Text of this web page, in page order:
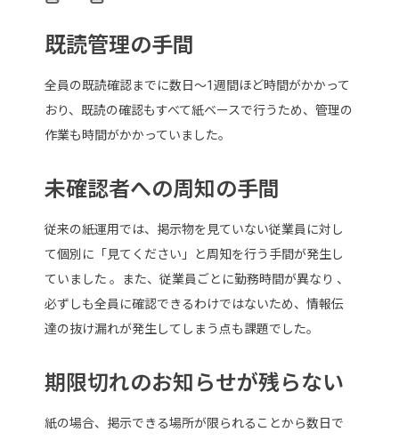
既読管理の手間
全員の既読確認までに数日～1週間ほど時間がかかって
おり、既読の確認もすべて紙ベースで行うため、管理の
作業も時間がかかっていました。
未確認者への周知の手間
従来の紙運用では、掲示物を見ていない従業員に対し
て個別に「見てください」と周知を行う手間が発生し
ていました 。また、従業員ごとに勤務時間が異なり 、
必ずしも全員に確認できるわけではないため、情報伝
達の抜け漏れが発生してしまう点も課題でした。
期限切れのお知らせが残らない
紙の場合、掲示できる場所が限られることから数日で